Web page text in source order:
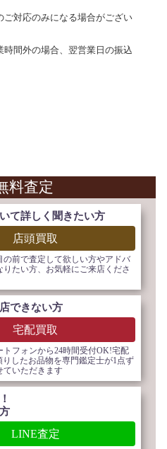
対応のみになる場合がござい
間外の場合、翌営業日の振込
料査定
て詳しく聞きたい方
店頭買取
の前で査定して欲しい方やアドバ
りたい方、お気軽にご来店くださ
できない方
宅配買取
トフォンから24時間受付OK!宅配
したお品物を専門鑑定士が1点ず
ていただきます
LINE査定